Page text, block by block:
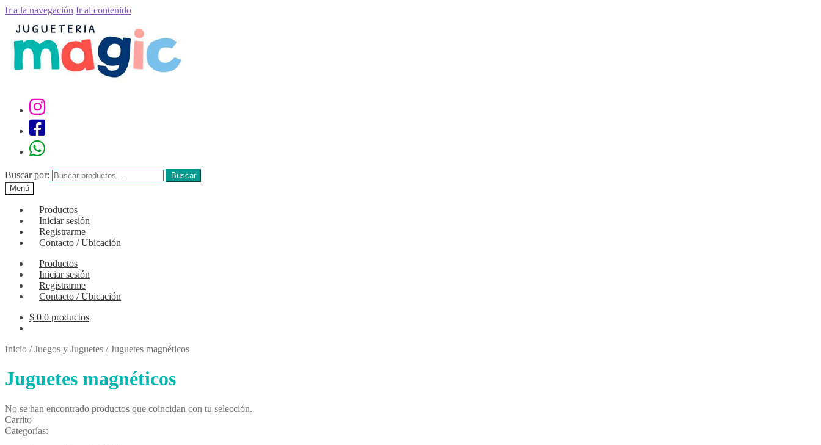
Ir a la navegación Ir al contenido
Buscar por:
Buscar
Menú
Productos
Iniciar sesión
Registrarme
Contacto / Ubicación
Productos
Iniciar sesión
Registrarme
Contacto / Ubicación
$ 0 0 productos
Inicio /Juegos y Juguetes /Juguetes magnéticos
Juguetes magnéticos
No se han encontrado productos que coincidan con tu selección.
Carrito
Categorías: